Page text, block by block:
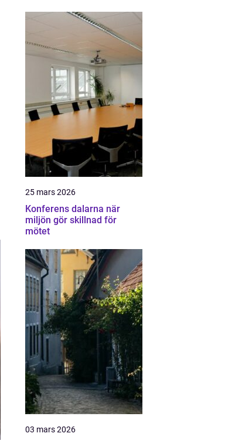
25 mars 2026
Konferens dalarna när
miljön gör skillnad för
mötet
03 mars 2026